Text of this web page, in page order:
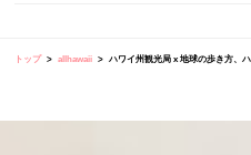
トップ allhawaii ハワイ州観光局 x 地球の歩き方、